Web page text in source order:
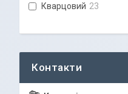
Кварцовий 23